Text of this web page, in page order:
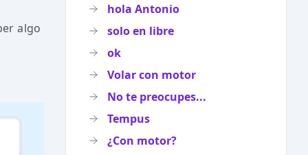
algo
hola Antonio
solo en libre
ok
Volar con motor
No te preocupes...
Tempus
¿Con motor?